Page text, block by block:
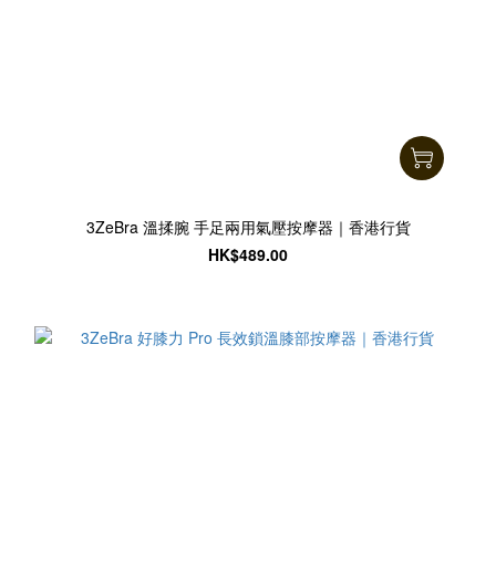
3ZeBra 溫揉腕 手足兩用氣壓按摩器｜香港行貨
HK$489.00